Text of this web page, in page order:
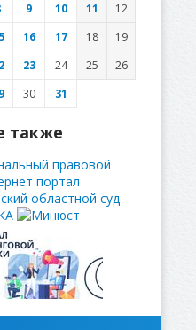
9 10 11
12
16 17 18
19
23 24 25
26
30 31
также